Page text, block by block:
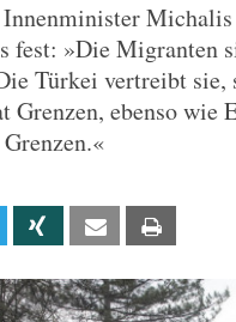
fest: »Die Migranten
Türkei vertreibt sie,
Grenzen, ebenso wie
Linkedin Xing Email